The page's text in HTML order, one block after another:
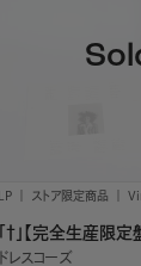
LP ストア限定商品
「†」【完全生産限定
ドレスコーズ